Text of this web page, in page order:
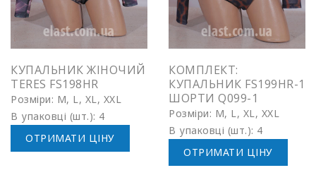
КУПАЛЬНИК ЖІНОЧИЙ
TERES FS198HR
Розміри: M, L, XL, XXL
В упаковці (шт.): 4
ОТРИМАТИ ЦІНУ
КОМПЛЕКТ:
КУПАЛЬНИК FS199HR-1
ШОРТИ Q099-1
Розміри: M, L, XL, XXL
В упаковці (шт.): 4
ОТРИМАТИ ЦІНУ